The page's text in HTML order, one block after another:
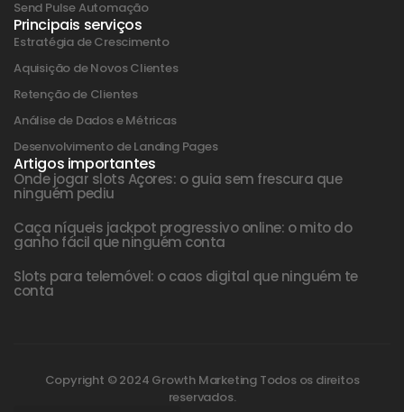
Send Pulse Automação
Principais serviços
Estratégia de Crescimento
Aquisição de Novos Clientes
Retenção de Clientes
Análise de Dados e Métricas
Desenvolvimento de Landing Pages
Artigos importantes
Onde jogar slots Açores: o guia sem frescura que
ninguém pediu
Caça níqueis jackpot progressivo online: o mito do
ganho fácil que ninguém conta
Slots para telemóvel: o caos digital que ninguém te
conta
Copyright © 2024 Growth Marketing Todos os direitos
reservados.